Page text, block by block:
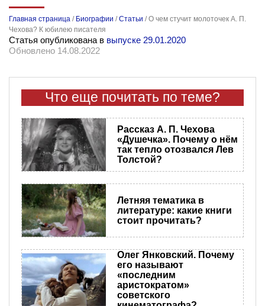
Главная страница / Биографии /Статьи /О чем стучит молоточек А. П.
Чехова? К юбилею писателя
Статья опубликована в выпуске 29.01.2020
Обновлено 14.08.2022
Что еще почитать по теме?
Рассказ А. П. Чехова
«Душечка». Почему о нём
так тепло отозвался Лев
Толстой?
Летняя тематика в
литературе: какие книги
стоит прочитать?
Олег Янковский. Почему
его называют
«последним
аристократом»
советского